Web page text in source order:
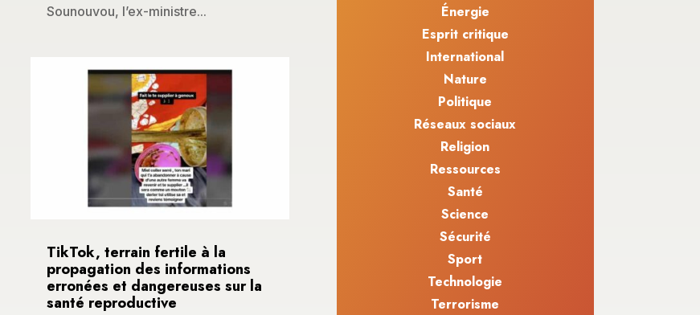
Sounouvou, l’ex-ministre...
TikTok, terrain fertile à la
propagation des informations
erronées et dangereuses sur la
santé reproductive
Énergie
Esprit critique
International
Nature
Politique
Réseaux sociaux
Religion
Ressources
Santé
Science
Sécurité
Sport
Technologie
Terrorisme